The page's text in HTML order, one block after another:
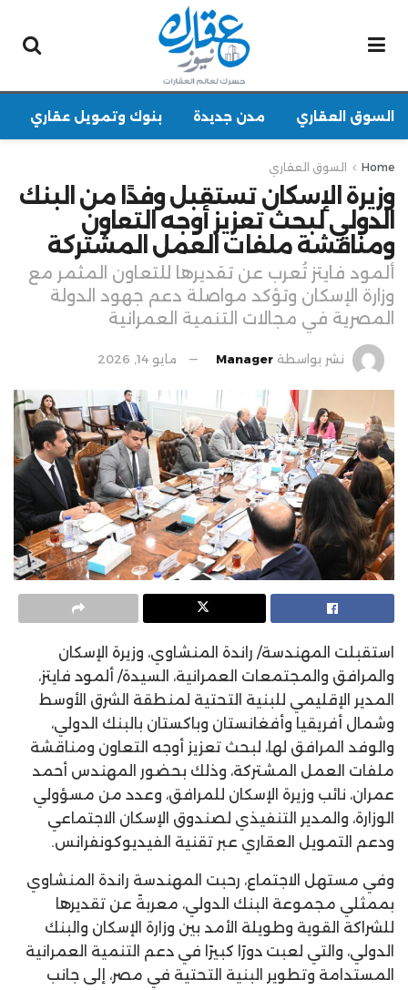
السوق العقاري مدن جديدة بنوك وتمويل عقاري
Home السوق العقاري
وزيرة الإسكان تستقبل وفدًا من البنك
الدولي لبحث تعزيز أوجه التعاون
ومناقشة ملفات العمل المشتركة
ألمود فايتز تُعرب عن تقديرها للتعاون المثمر مع
وزارة الإسكان وتؤكد مواصلة دعم جهود الدولة
المصرية في مجالات التنمية العمرانية
نشر بواسطة Manager مايو 14, 2026
استقبلت المهندسة/ راندة المنشاوي، وزيرة الإسكان
والمرافق والمجتمعات العمرانية، السيدة/ ألمود فايتز،
المدير الإقليمي للبنية التحتية لمنطقة الشرق الأوسط
وشمال أفريقيا وأفغانستان وباكستان بالبنك الدولي،
والوفد المرافق لها، لبحث تعزيز أوجه التعاون ومناقشة
ملفات العمل المشتركة، وذلك بحضور المهندس أحمد
عمران، نائب وزيرة الإسكان للمرافق، وعدد من مسؤولي
الوزارة، والمدير التنفيذي لصندوق الإسكان الاجتماعي
ودعم التمويل العقاري عبر تقنية الفيديوكونفرانس.
وفي مستهل الاجتماع، رحبت المهندسة راندة المنشاوي
بممثلي مجموعة البنك الدولي، معربةً عن تقديرها
للشراكة القوية وطويلة الأمد بين وزارة الإسكان والبنك
الدولي، والتي لعبت دورًا كبيرًا في دعم التنمية العمرانية
المستدامة وتطوير البنية التحتية في مصر، إلى جانب